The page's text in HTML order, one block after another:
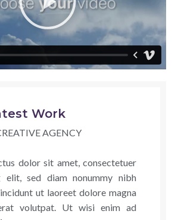
Work
AGENCY
dolor sit amet, consectetuer
elit, sed diam nonummy nibh
ut laoreet dolore magna
volutpat. Ut wisi enim ad